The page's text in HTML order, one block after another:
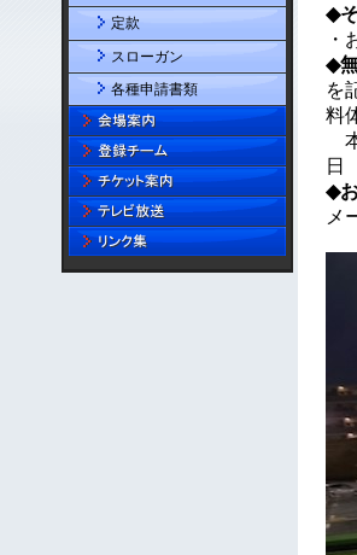
定款
スローガン
各種申請書類